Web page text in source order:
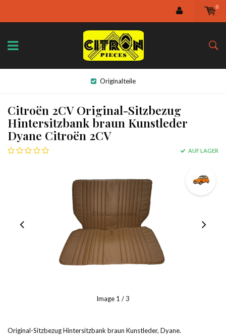
0
Originalteile
Citroën 2CV Original-Sitzbezug
Hintersitzbank braun Kunstleder
Dyane Citroën 2CV
AUF LAGER
Image 1 / 3
Original-Sitzbezug Hintersitzbank braun Kunstleder, Dyane.